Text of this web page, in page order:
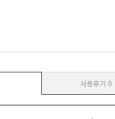
사용후기 0